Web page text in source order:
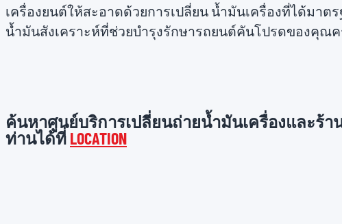
เครื่องยนต์ให้สะอาดด้วยการเปลี่ยน น้ำมันเครื่องที่ได้มาต
น้ำมันสังเคราะห์ที่ช่วยบำรุงรักษารถยนต์คันโปรดของคุณ
ค้นหาศูนย์บริการเปลี่ยนถ่ายน้ำมันเครื่องและร้าน
ท่านได้ที่ LOCATION